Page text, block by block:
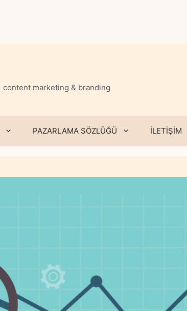
content marketing & branding
PAZARLAMA SÖZLÜĞÜ İLETİŞİM